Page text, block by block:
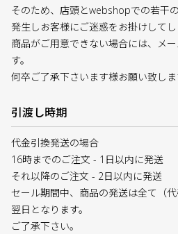
そのため、店頭とwebshopでの若干
発生しお客様にご迷惑をお掛けしてし
商品がご用意できない場合には、メ
す。
何卒ご了承下さいます様お願い致しま
引渡し時期
代金引換発送の場合
16時までのご注文 - 1日以内に発送
それ以降のご注文 - 2日以内に発送
セール期間中、商品の発送は全て（代
翌日となります。
ご了承下さい。